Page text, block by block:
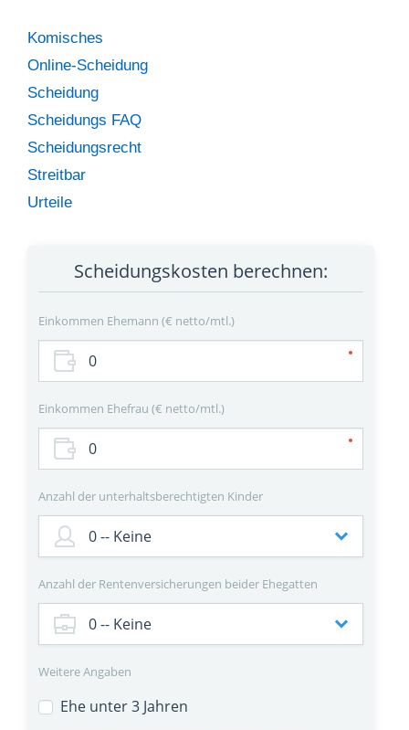
Komisches
Online-Scheidung
Scheidung
Scheidungs FAQ
Scheidungsrecht
Streitbar
Urteile
Scheidungskosten berechnen:
Einkommen Ehemann € netto/mtl.
Einkommen Ehefrau € netto/mtl.
Anzahl der unterhaltsberechtigten Kinder
Anzahl der Rentenversicherungen beider Ehegatten
Weitere Angaben
Ehe unter 3 Jahren